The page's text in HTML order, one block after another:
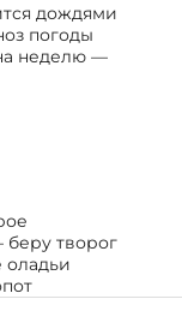
дождями
погоды
неделю —
беру творог